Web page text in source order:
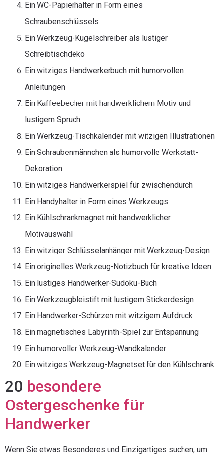
Ein WC-Papierhalter in Form eines
Schraubenschlüssels
Ein Werkzeug-Kugelschreiber als lustiger
Schreibtischdeko
Ein witziges Handwerkerbuch mit humorvollen
Anleitungen
Ein Kaffeebecher mit handwerklichem Motiv und
lustigem Spruch
Ein Werkzeug-Tischkalender mit witzigen Illustrationen
Ein Schraubenmännchen als humorvolle Werkstatt-
Dekoration
Ein witziges Handwerkerspiel für zwischendurch
Ein Handyhalter in Form eines Werkzeugs
Ein Kühlschrankmagnet mit handwerklicher
Motivauswahl
Ein witziger Schlüsselanhänger mit Werkzeug-Design
Ein originelles Werkzeug-Notizbuch für kreative Ideen
Ein lustiges Handwerker-Sudoku-Buch
Ein Werkzeugbleistift mit lustigem Stickerdesign
Ein Handwerker-Schürzen mit witzigem Aufdruck
Ein magnetisches Labyrinth-Spiel zur Entspannung
Ein humorvoller Werkzeug-Wandkalender
Ein witziges Werkzeug-Magnetset für den Kühlschrank
20 besondere
Ostergeschenke für
Handwerker
Wenn Sie etwas Besonderes und Einzigartiges suchen, um